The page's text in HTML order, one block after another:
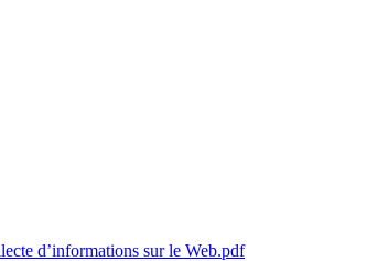
d’informations sur le Web.pdf